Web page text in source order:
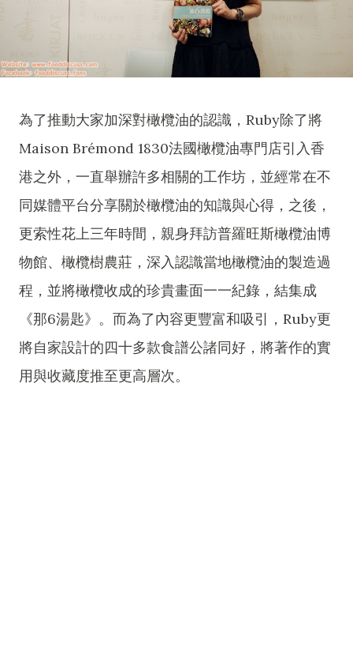
為了推動大家加深對橄欖油的認識，Ruby除了將
Maison Brémond 1830法國橄欖油專門店引入香
港之外，一直舉辦許多相關的工作坊，並經常在不
同媒體平台分享關於橄欖油的知識與心得，之後，
更索性花上三年時間，親身拜訪普羅旺斯橄欖油博
物館、橄欖樹農莊，深入認識當地橄欖油的製造過
程，並將橄欖收成的珍貴畫面一一紀錄，結集成
《那6湯匙》。而為了內容更豐富和吸引，Ruby更
將自家設計的四十多款食譜公諸同好，將著作的實
用與收藏度推至更高層次。